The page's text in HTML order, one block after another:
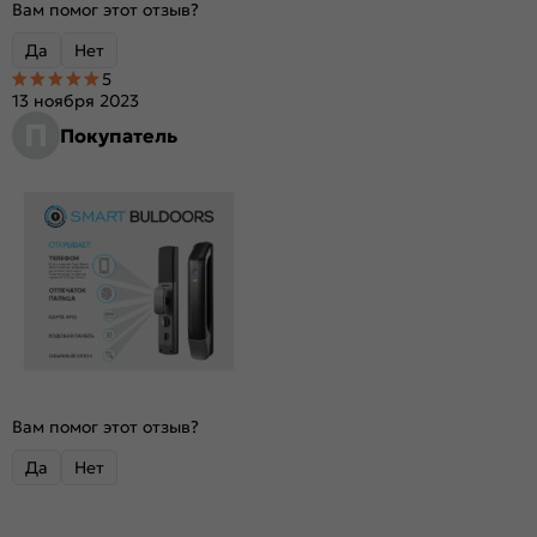
Вам помог этот отзыв?
Да
Нет
Покупатель
13 ноября 2023
5
Вам помог этот отзыв?
Да
Нет